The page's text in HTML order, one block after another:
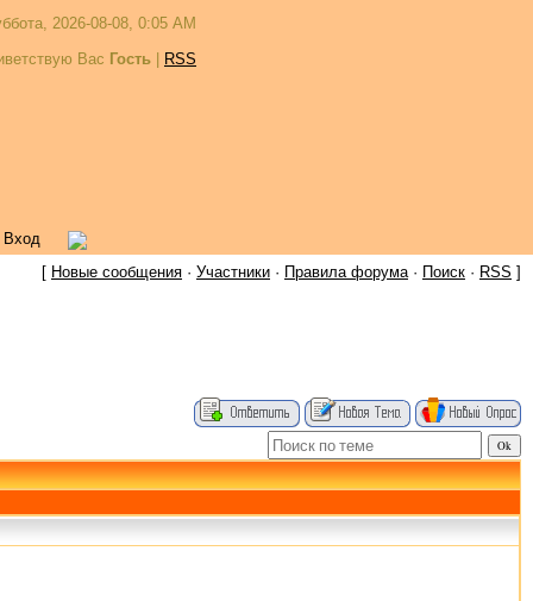
2026-08-08, 0:05 AM
Вас Гость RSS
Вход
[ Новые сообщения · Участники · Правила форума· Поиск · RSS ]